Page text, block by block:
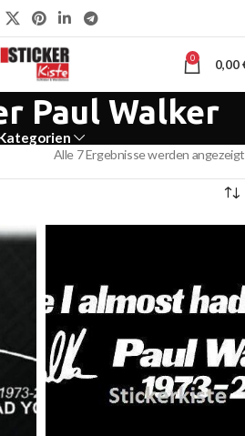
0 0,00
Paul Walker
Alle 7 Ergebnisse werden angezeigt